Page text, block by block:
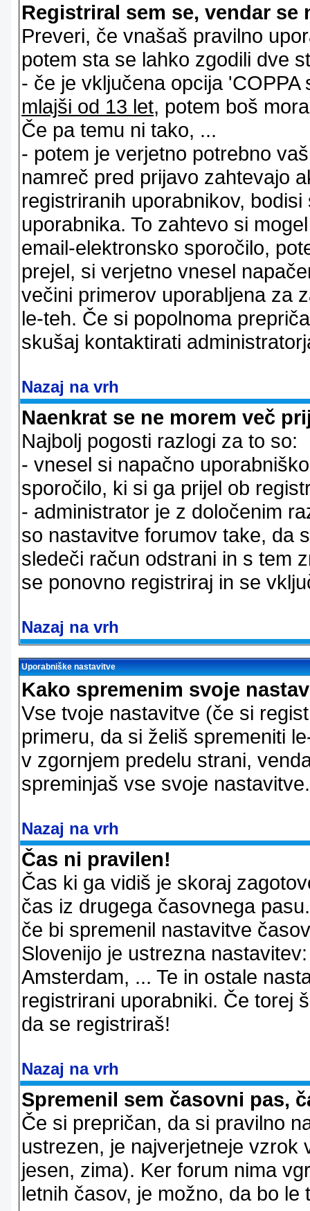
Registriral sem se, vendar
Preveri, če vnašaš pravilno
potem sta se lahko zgodili dve
- če je vključena opcija
mlajši od 13 let, potem boš
Če pa temu ni tako, ...
- potem je verjetno potrebno
namreč pred prijavo zahtevajo
registriranih uporabnikov,
uporabnika. To zahtevo si
email-elektronsko sporočilo,
prejel, si verjetno vnesel
večini primerov uporabljena za
le-teh. Če si popolnoma
skušaj kontaktirati
Nazaj na vrh
Naenkrat se ne morem več
Najbolj pogosti razlogi za to so:
- vnesel si napačno
sporočilo, ki si ga prijel ob
- administrator je z določenim
so nastavitve forumov take, da
sledeči račun odstrani in s tem
se ponovno registriraj in se
Nazaj na vrh
Uporabniške nastavitve
Kako spremenim svoje
Vse tvoje nastavitve (če si
primeru, da si želiš spremeniti
v zgornjem predelu strani,
spreminjaš vse svoje nastavitve.
Nazaj na vrh
Čas ni pravilen!
Čas ki ga vidiš je skoraj
čas iz drugega časovnega
če bi spremenil nastavitve
Slovenijo je ustrezna
Amsterdam, ... Te in ostale
registrirani uporabniki. Če torej
da se registriraš!
Nazaj na vrh
Spremenil sem časovni pas,
Če si prepričan, da si pravilno
ustrezen, je najverjetneje vzrok
jesen, zima). Ker forum nima
letnih časov, je možno, da bo le